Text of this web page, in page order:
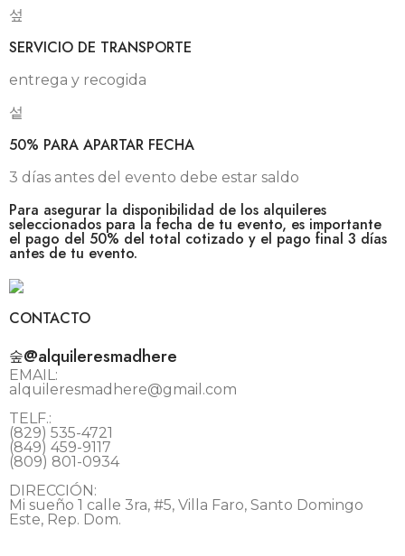
SERVICIO DE TRANSPORTE
entrega y recogida
50% PARA APARTAR FECHA
3 días antes del evento debe estar saldo
Para asegurar la disponibilidad de los alquileres
seleccionados para la fecha de tu evento, es importante
el pago del 50% del total cotizado y el pago final 3 días
antes de tu evento.
CONTACTO
@alquileresmadhere
EMAIL:
alquileresmadhere@gmail.com
TELF.:
(829) 535-4721
(849) 459-9117
(809) 801-0934
DIRECCIÓN:
Mi sueño 1 calle 3ra, #5, Villa Faro, Santo Domingo
Este, Rep. Dom.